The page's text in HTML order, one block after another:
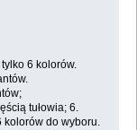
6 kolorów.
tułowia; 6.
kolorów do wyboru.